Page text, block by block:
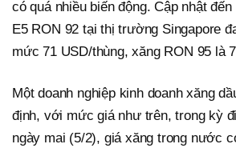
có quá nhiều biến động. Cập nhật
E5 RON 92 tại thị trường Singapore
mức 71 USD/thùng, xăng RON 95 là
Một doanh nghiệp kinh doanh xăng
định, với mức giá như trên, trong kỳ
ngày mai (5/2), giá xăng trong nước